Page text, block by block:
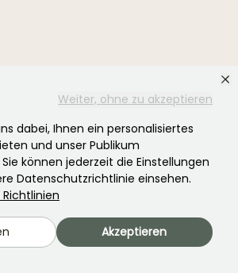
Weiter, ohne zu akzeptieren
dabei, Ihnen ein personalisiertes
und unser Publikum
können jederzeit die Einstellungen
Datenschutzrichtlinie einsehen.
Richtlinien
Akzeptieren
haben?